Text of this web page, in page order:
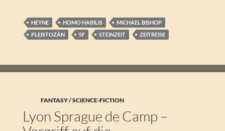
HEYNE HOMO HABILIS
MICHAEL BISHOP
PLEISTOZÄN
SF STEINZEIT ZEITREISE
FANTASY / SCIENCE-FICTION
Lyon Sprague de Camp –